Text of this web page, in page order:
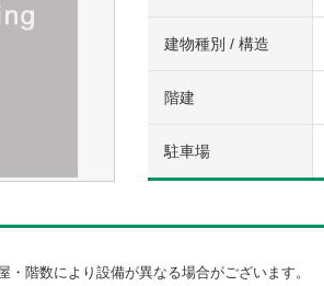
建物種別 / 構造
階建
駐車場
・階数により設備が異なる場合がございます。